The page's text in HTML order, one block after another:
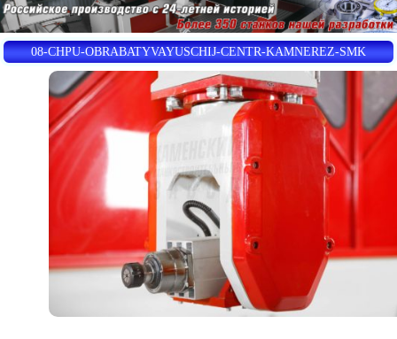
08-CHPU-OBRABATYVAYUSCHIJ-CENTR-KAMNEREZ-SMK